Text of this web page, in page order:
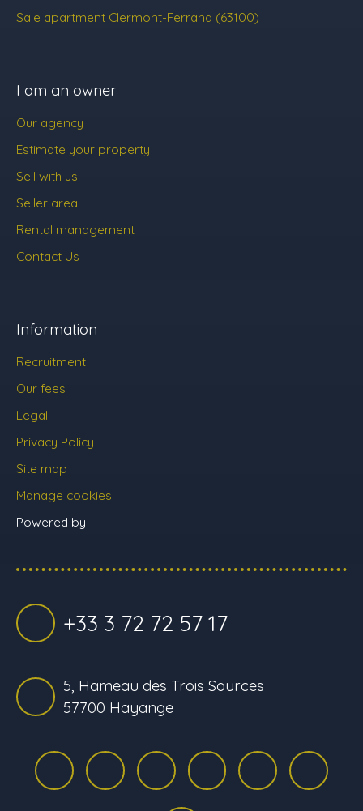
Sale apartment Clermont-Ferrand (63100)
I am an owner
Our agency
Estimate your property
Sell with us
Seller area
Rental management
Contact Us
Information
Recruitment
Our fees
Legal
Privacy Policy
Site map
Manage cookies
Powered by
+33 3 72 72 57 17
5, Hameau des Trois Sources
57700 Hayange